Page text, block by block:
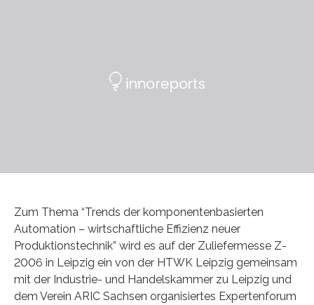
Zum Thema “Trends der komponentenbasierten
Automation – wirtschaftliche Effizienz neuer
Produktionstechnik” wird es auf der Zuliefermesse Z-
2006 in Leipzig ein von der HTWK Leipzig gemeinsam
mit der Industrie- und Handelskammer zu Leipzig und
dem Verein ARIC Sachsen organisiertes Expertenforum